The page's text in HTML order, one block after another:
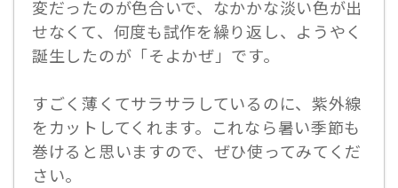
変だったのが色合いで、なかかな淡い色が出
せなくて、何度も試作を繰り返し、ようやく
誕生したのが「そよかぜ」です。
すごく薄くてサラサラしているのに、紫外線
をカットしてくれます。これなら暑い季節も
巻けると思いますので、ぜひ使ってみてくだ
さい。